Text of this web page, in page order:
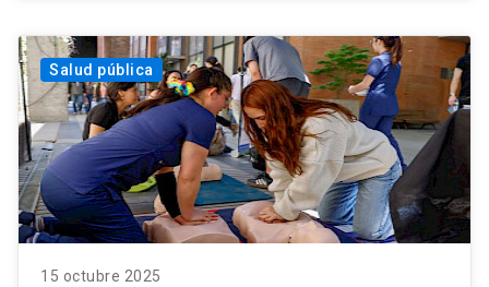
Salud pública
15 octubre 2025